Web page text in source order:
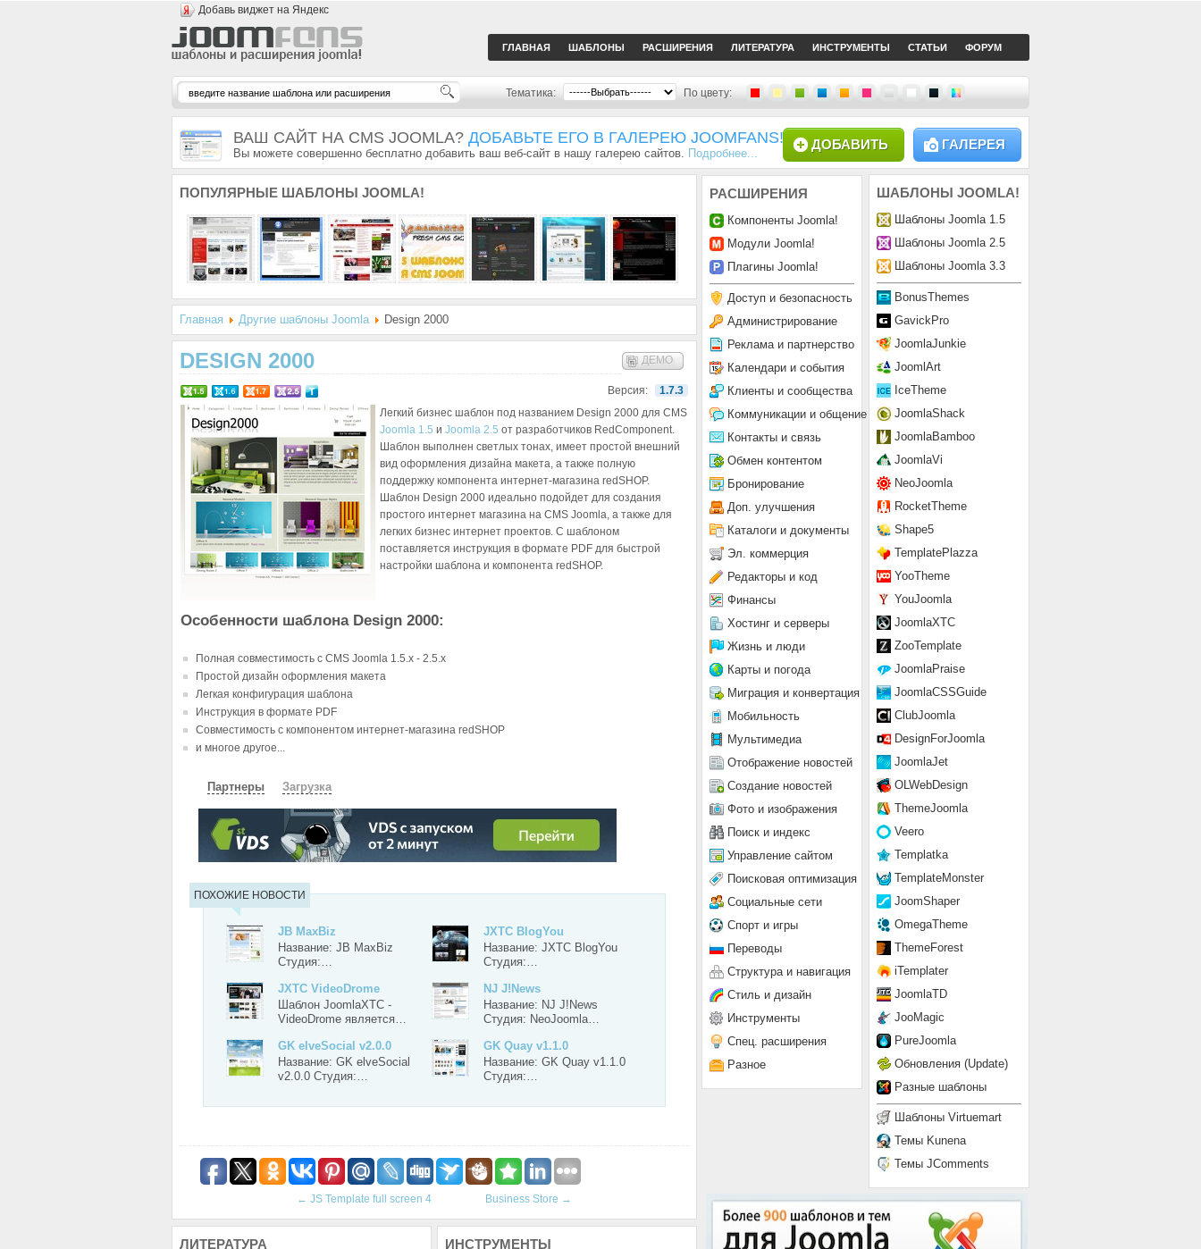
Добавь виджет на Яндекс
ГЛАВНАЯ ШАБЛОНЫ РАСШИРЕНИЯ ЛИТЕРАТУРА ИНСТРУМЕНТЫ СТАТЬИ ФОРУМ
Тематика: По цвету:
ВАШ САЙТ НА CMS JOOMLA? ДОБАВЬТЕ ЕГО В ГАЛЕРЕЮ JOOMFANS!
Вы можете совершенно бесплатно добавить ваш веб-сайт в нашу галерею сайтов. Подробнее...
ГАЛЕРЕЯ
ДОБАВИТЬ
ПОПУЛЯРНЫЕ ШАБЛОНЫ JOOMLA!
Главная Другие шаблоны Joomla Design 2000
DESIGN 2000 ДЕМО
Версия:
1.7.3
Легкий бизнес шаблон под названием Design 2000 для CMS
Joomla 1.5 и Joomla 2.5 от разработчиков RedComponent.
Шаблон выполнен светлых тонах, имеет простой внешний
вид оформления дизайна макета, а также полную
поддержку компонента интернет-магазина redSHOP.
Шаблон Design 2000 идеально подойдет для создания
простого интернет магазина на CMS Joomla, а также для
легких бизнес интернет проектов. С шаблоном
поставляется инструкция в формате PDF для быстрой
настройки шаблона и компонента redSHOP.
Особенности шаблона Design 2000:
Полная совместимость с CMS Joomla 1.5.x - 2.5.x
Простой дизайн оформления макета
Легкая конфигурация шаблона
Инструкция в формате PDF
Совместимость с компонентом интернет-магазина redSHOP
и многое другое...
Партнеры Загрузка
СКАЧАТЬ ЗЕРКАЛО ЗЕРКАЛО №2
ПОХОЖИЕ НОВОСТИ
JB MaxBiz
Название: JB MaxBiz
Студия:…
JXTC BlogYou
Название: JXTC BlogYou
Студия:…
JXTC VideoDrome
Шаблон JoomlaXTC -
VideoDrome является…
NJ J!News
Название: NJ J!News
Студия: NeoJoomla…
GK elveSocial v2.0.0
Название: GK elveSocial
v2.0.0 Студия:…
GK Quay v1.1.0
Название: GK Quay v1.1.0
Студия:…
← JS Template full screen 4 Business Store →
ЛИТЕРАТУРА ИНСТРУМЕНТЫ
ШАБЛОНЫ JOOMLA!
Шаблоны Joomla 1.5
Шаблоны Joomla 2.5
Шаблоны Joomla 3.3
BonusThemes
GavickPro
JoomlaJunkie
JoomlArt
IceTheme
JoomlaShack
JoomlaBamboo
JoomlaVi
NeoJoomla
RocketTheme
Shape5
TemplatePlazza
YooTheme
YouJoomla
JoomlaXTC
ZooTemplate
JoomlaPraise
JoomlaCSSGuide
ClubJoomla
DesignForJoomla
JoomlaJet
OLWebDesign
ThemeJoomla
Veero
Templatka
TemplateMonster
JoomShaper
OmegaTheme
ThemeForest
iTemplater
JoomlaTD
JooMagic
PureJoomla
Обновления (Update)
Разные шаблоны
Шаблоны Virtuemart
Темы Kunena
Темы JComments
РАСШИРЕНИЯ
Компоненты Joomla!
Модули Joomla!
Плагины Joomla!
Доступ и безопасность
Администрирование
Реклама и партнерство
Календари и события
Клиенты и сообщества
Коммуникации и общение
Контакты и связь
Обмен контентом
Бронирование
Доп. улучшения
Каталоги и документы
Эл. коммерция
Редакторы и код
Финансы
Хостинг и серверы
Жизнь и люди
Карты и погода
Миграция и конвертация
Мобильность
Мультимедиа
Отображение новостей
Создание новостей
Фото и изображения
Поиск и индекс
Управление сайтом
Поисковая оптимизация
Социальные сети
Спорт и игры
Переводы
Структура и навигация
Стиль и дизайн
Инструменты
Спец. расширения
Разное